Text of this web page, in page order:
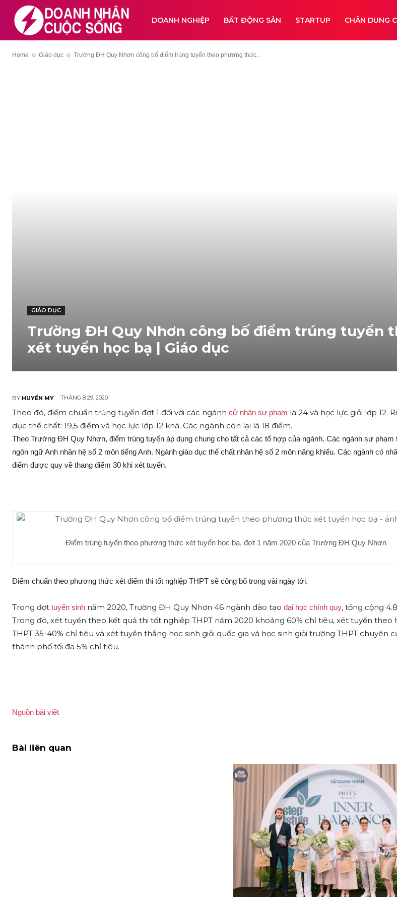
DOANH NGHIỆP BẤT ĐỘNG SẢN STARTUP CHÂN DUNG
Home Giáo dục Trường ĐH Quy Nhơn công bố điểm trúng tuyển theo phương thức...
GIÁO DỤC
Trường ĐH Quy Nhơn công bố điểm trúng tuyển
xét tuyển học bạ | Giáo dục
BY HUYỀN MY THÁNG 8 29, 2020
Theo đó, điểm chuẩn trúng tuyển đợt 1 đối với các ngành cử nhân sư phạm là 24 và học lực giỏi lớp 12.
dục thể chất: 19,5 điểm và học lực lớp 12 khá. Các ngành còn lại là 18 điểm.
Theo Trường ĐH Quy Nhơn, điểm trúng tuyển áp dụng chung cho tất cả các tổ hợp của ngành. Các ngành sư phạm
ngôn ngữ Anh nhân hệ số 2 môn tiếng Anh. Ngành giáo dục thể chất nhân hệ số 2 môn năng khiếu. Các ngành có
điểm được quy về thang điểm 30 khi xét tuyển.
Điểm trúng tuyển theo phương thức xét tuyển học bạ, đợt 1 năm 2020 của Trường ĐH Quy Nhơn
Điểm chuẩn theo phương thức xét điểm thi tốt nghiệp THPT sẽ công bố trong vài ngày tới.
Trong đợt tuyển sinh năm 2020, Trường ĐH Quy Nhơn 46 ngành đào tạo đại học chính quy, tổng cộng
Trong đó, xét tuyển theo kết quả thi tốt nghiệp THPT năm 2020 khoảng 60% chỉ tiêu, xét tuyển theo
THPT 35-40% chỉ tiêu và xét tuyển thẳng học sinh giỏi quốc gia và học sinh giỏi trường THPT chuyên
thành phố tối đa 5% chỉ tiêu.
Nguồn bài viết
Bài liên quan